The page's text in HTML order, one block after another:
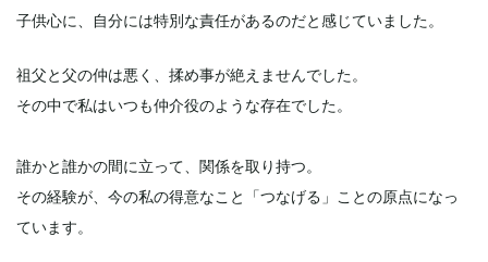
子供心に、自分には特別な責任があるのだと感じていました。
祖父と父の仲は悪く、揉め事が絶えませんでした。
その中で私はいつも仲介役のような存在でした。
誰かと誰かの間に立って、関係を取り持つ。
その経験が、今の私の得意なこと「つなげる」ことの原点になっ
ています。